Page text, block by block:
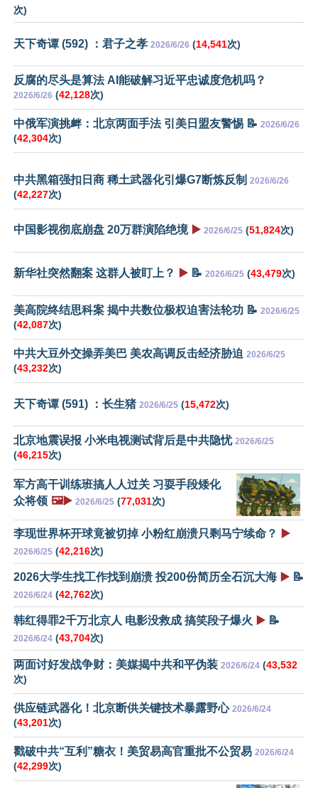
次)
天下奇谭 (592) ：君子之孝 2026/6/26 (14,541次)
反腐的尽头是算法 AI能破解习近平忠诚度危机吗？
2026/6/26 (42,128次)
中俄军演挑衅：北京两面手法 引美日盟友警惕 📝 2026/6/26
(42,304次)
中共黑箱强扣日商 稀土武器化引爆G7断炼反制 2026/6/26
(42,227次)
中国影视彻底崩盘 20万群演陷绝境 ▶️ 2026/6/25 (51,824次)
新华社突然翻案 这群人被盯上？ ▶️ 📝 2026/6/25 (43,479次)
美高院终结思科案 揭中共数位极权迫害法轮功 📝 2026/6/25
(42,087次)
中共大豆外交操弄美巴 美农高调反击经济胁迫 2026/6/25
(43,232次)
天下奇谭 (591) ：长生猪 2026/6/25 (15,472次)
北京地震误报 小米电视测试背后是中共隐忧 2026/6/25
(46,215次)
军方高干训练班搞人人过关 习耍手段矮化
众将领 🖼️▶️ 2026/6/25 (77,031次)
李现世界杯开球竟被切掉 小粉红崩溃只剩马宁续命？ ▶️
2026/6/25 (42,216次)
2026大学生找工作找到崩溃 投200份简历全石沉大海 ▶️ 📝
2026/6/24 (42,762次)
韩红得罪2千万北京人 电影没救成 搞笑段子爆火 ▶️ 📝
2026/6/24 (43,704次)
两面讨好发战争财：美媒揭中共和平伪装 2026/6/24 (43,532
次)
供应链武器化！北京断供关键技术暴露野心 2026/6/24
(43,201次)
戳破中共“互利”糖衣！美贸易高官重批不公贸易 2026/6/24
(42,299次)